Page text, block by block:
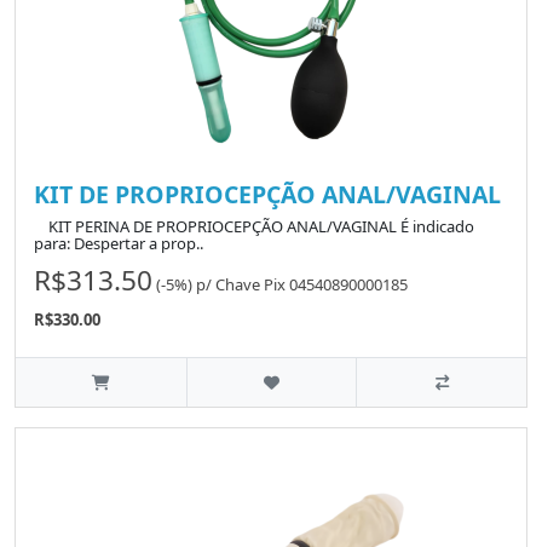
KIT DE PROPRIOCEPÇÃO ANAL/VAGINAL
KIT PERINA DE PROPRIOCEPÇÃO ANAL/VAGINAL É indicado
para: Despertar a prop..
R$313.50 (-5%) p/Chave Pix 04540890000185
R$330.00